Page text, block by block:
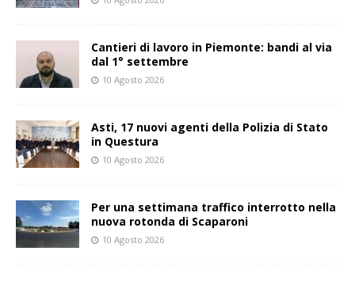
Cantieri di lavoro in Piemonte: bandi al via
dal 1° settembre
10 Agosto 2026
Asti, 17 nuovi agenti della Polizia di Stato
in Questura
10 Agosto 2026
Per una settimana traffico interrotto nella
nuova rotonda di Scaparoni
10 Agosto 2026